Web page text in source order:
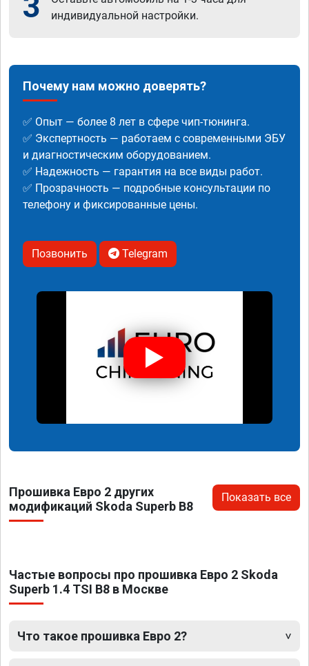
индивидуальной настройки.
Почему нам можно доверять?
✅ Опыт — более 8 лет в сфере чип-тюнинга.
✅ Экспертность — работаем с современными ЭБУ
и диагностическим оборудованием.
✅ Надежность — гарантия на все виды работ.
✅ Прозрачность — подробные консультации по
телефону и фиксированные цены.
Позвонить Telegram
Прошивка Евро 2 других
модификаций Skoda Superb B8
Показать все
Частые вопросы про прошивка Евро 2 Skoda
Superb 1.4 TSI B8 в Москве
Что такое прошивка Евро 2?